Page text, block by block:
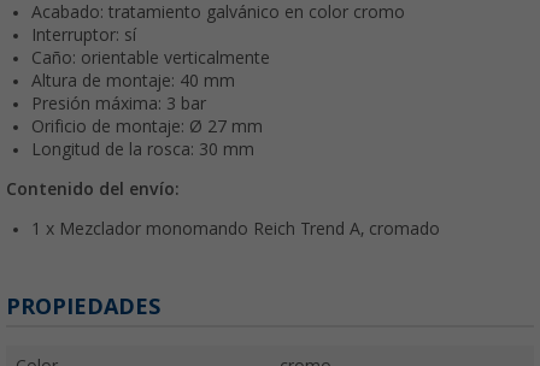
Acabado: tratamiento galvánico en color cromo
Interruptor: sí
Caño: orientable verticalmente
Altura de montaje: 40 mm
Presión máxima: 3 bar
Orificio de montaje: Ø 27 mm
Longitud de la rosca: 30 mm
Contenido del envío:
1 x Mezclador monomando Reich Trend A, cromado
PROPIEDADES